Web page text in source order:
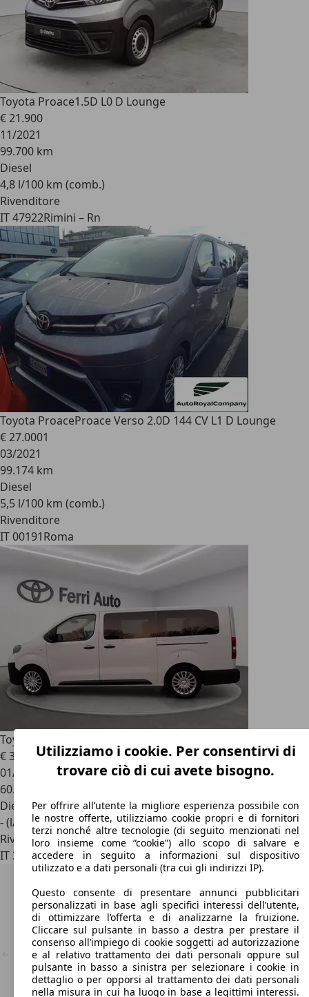
Toyota Proace1.5D L0 D Lounge
€ 21.900
11/2021
99.700 km
Diesel
4,8 l/100 km (comb.)
Rivenditore
IT 47922Rimini – Rn
Toyota ProaceProace Verso 2.0D 144 CV L1 D Lounge
€ 27.0001
03/2021
99.174 km
Diesel
5,5 l/100 km (comb.)
Rivenditore
IT 00191Roma
Toyota Proace
€ 33.9001
01/2025
60.017 km
Diesel
- (l/100 km)
Rivenditore
IT 35010Limena - Pd
Utilizziamo i cookie. Per consentirvi di
trovare ciò di cui avete bisogno.
Per offrire all’utente la migliore esperienza possibile con
le nostre offerte, utilizziamo cookie propri e di fornitori
terzi nonché altre tecnologie (di seguito menzionati nel
loro insieme come “cookie”) allo scopo di salvare e
accedere in seguito a informazioni sul dispositivo
utilizzato e a dati personali (tra cui gli indirizzi IP).
Questo consente di presentare annunci pubblicitari
personalizzati in base agli specifici interessi dell’utente,
di ottimizzare l’offerta e di analizzarne la fruizione.
Cliccare sul pulsante in basso a destra per prestare il
consenso all’impiego di cookie soggetti ad autorizzazione
e al relativo trattamento dei dati personali oppure sul
pulsante in basso a sinistra per selezionare i cookie in
dettaglio o per opporsi al trattamento dei dati personali
nella misura in cui ha luogo in base a legittimi interessi.